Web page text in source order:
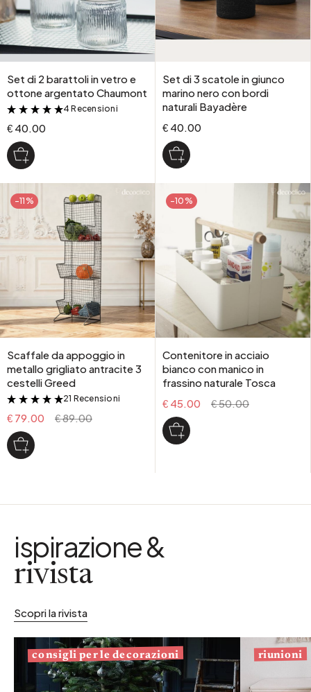
Set di 2 barattoli in vetro e
ottone argentato Chaumont
&
4 Recensioni
€ 40.00
Set di 3 scatole in giunco
marino nero con bordi
naturali Bayadère
€ 40.00
-11%
Scaffale da appoggio in
metallo grigliato antracite 3
cestelli Greed
&
21 Recensioni
€ 79.00 € 89.00
-10%
Contenitore in acciaio
bianco con manico in
frassino naturale Tosca
€ 45.00
€ 50.00
ispirazione &
rivista
Scopri la rivista
consigli per le decorazioni riunioni